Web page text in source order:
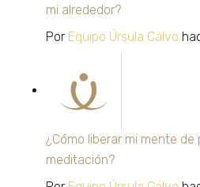
mi alrededor?
Por Equipo Úrsula Calvo
¿Cómo liberar mi mente
meditación?